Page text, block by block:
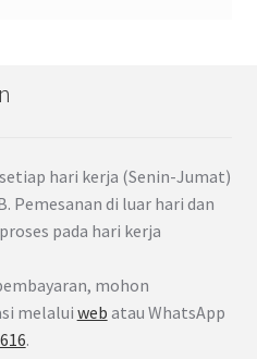
hari kerja (Senin-Jumat)
Pemesanan di luar hari dan
pada hari kerja
mohon
melalui web atau WhatsApp
.